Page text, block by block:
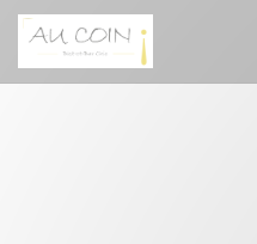
Cookie管理面板